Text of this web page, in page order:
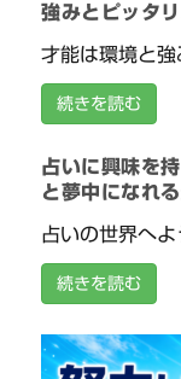
強みとピッタ
才能は環境と強
続きを読む
占いに興味を
と夢中になれ
占いの世界へよ
続きを読む